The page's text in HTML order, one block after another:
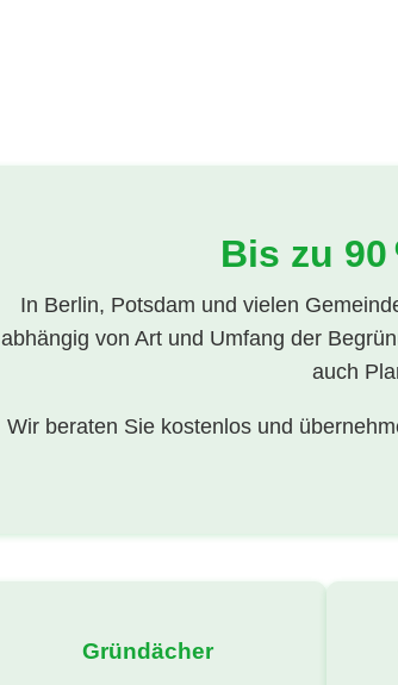
Bis zu
In Berlin, Potsdam und vielen
abhängig von Art und Umfang der
auch
Wir beraten Sie kostenlos und
Gründächer